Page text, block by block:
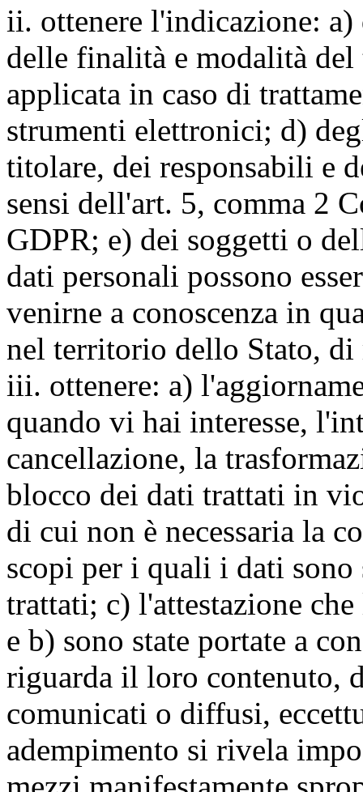
ii. ottenere l'indicazione:
delle finalità e modalità
applicata in caso di
strumenti elettronici; d)
titolare, dei responsabili e
sensi dell'art. 5, comma 2
GDPR; e) dei soggetti o
dati personali possono
venirne a conoscenza in
nel territorio dello Stato,
iii. ottenere: a)
quando vi hai interesse,
cancellazione, la
blocco dei dati trattati in
di cui non è necessaria la
scopi per i quali i dati sono
trattati; c) l'attestazione
e b) sono state portate a
riguarda il loro contenuto,
comunicati o diffusi,
adempimento si rivela